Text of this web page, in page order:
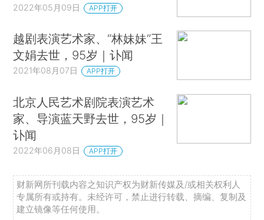
2022年05月09日 APP打开
越剧表演艺术家、“林妹妹”王
文娟去世，95岁｜讣闻
2021年08月07日 APP打开
北京人民艺术剧院表演艺术
家、导演蓝天野去世，95岁｜
讣闻
2022年06月08日 APP打开
财新网所刊载内容之知识产权为财新传媒及/或相关权利人
专属所有或持有。未经许可，禁止进行转载、摘编、复制及
建立镜像等任何使用。